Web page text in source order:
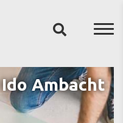
Ambacht